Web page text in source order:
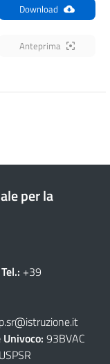
Download
Anteprima
per la
Tel.: +39
Univoco: 93BVAC